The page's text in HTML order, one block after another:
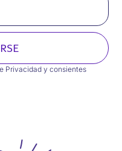
Privacidad y consientes